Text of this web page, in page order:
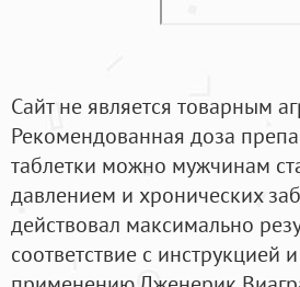
Сайт не является товарным
Рекомендованная доза
таблетки можно мужчинам
давлением и хронических
действовал максимально
соответствие с